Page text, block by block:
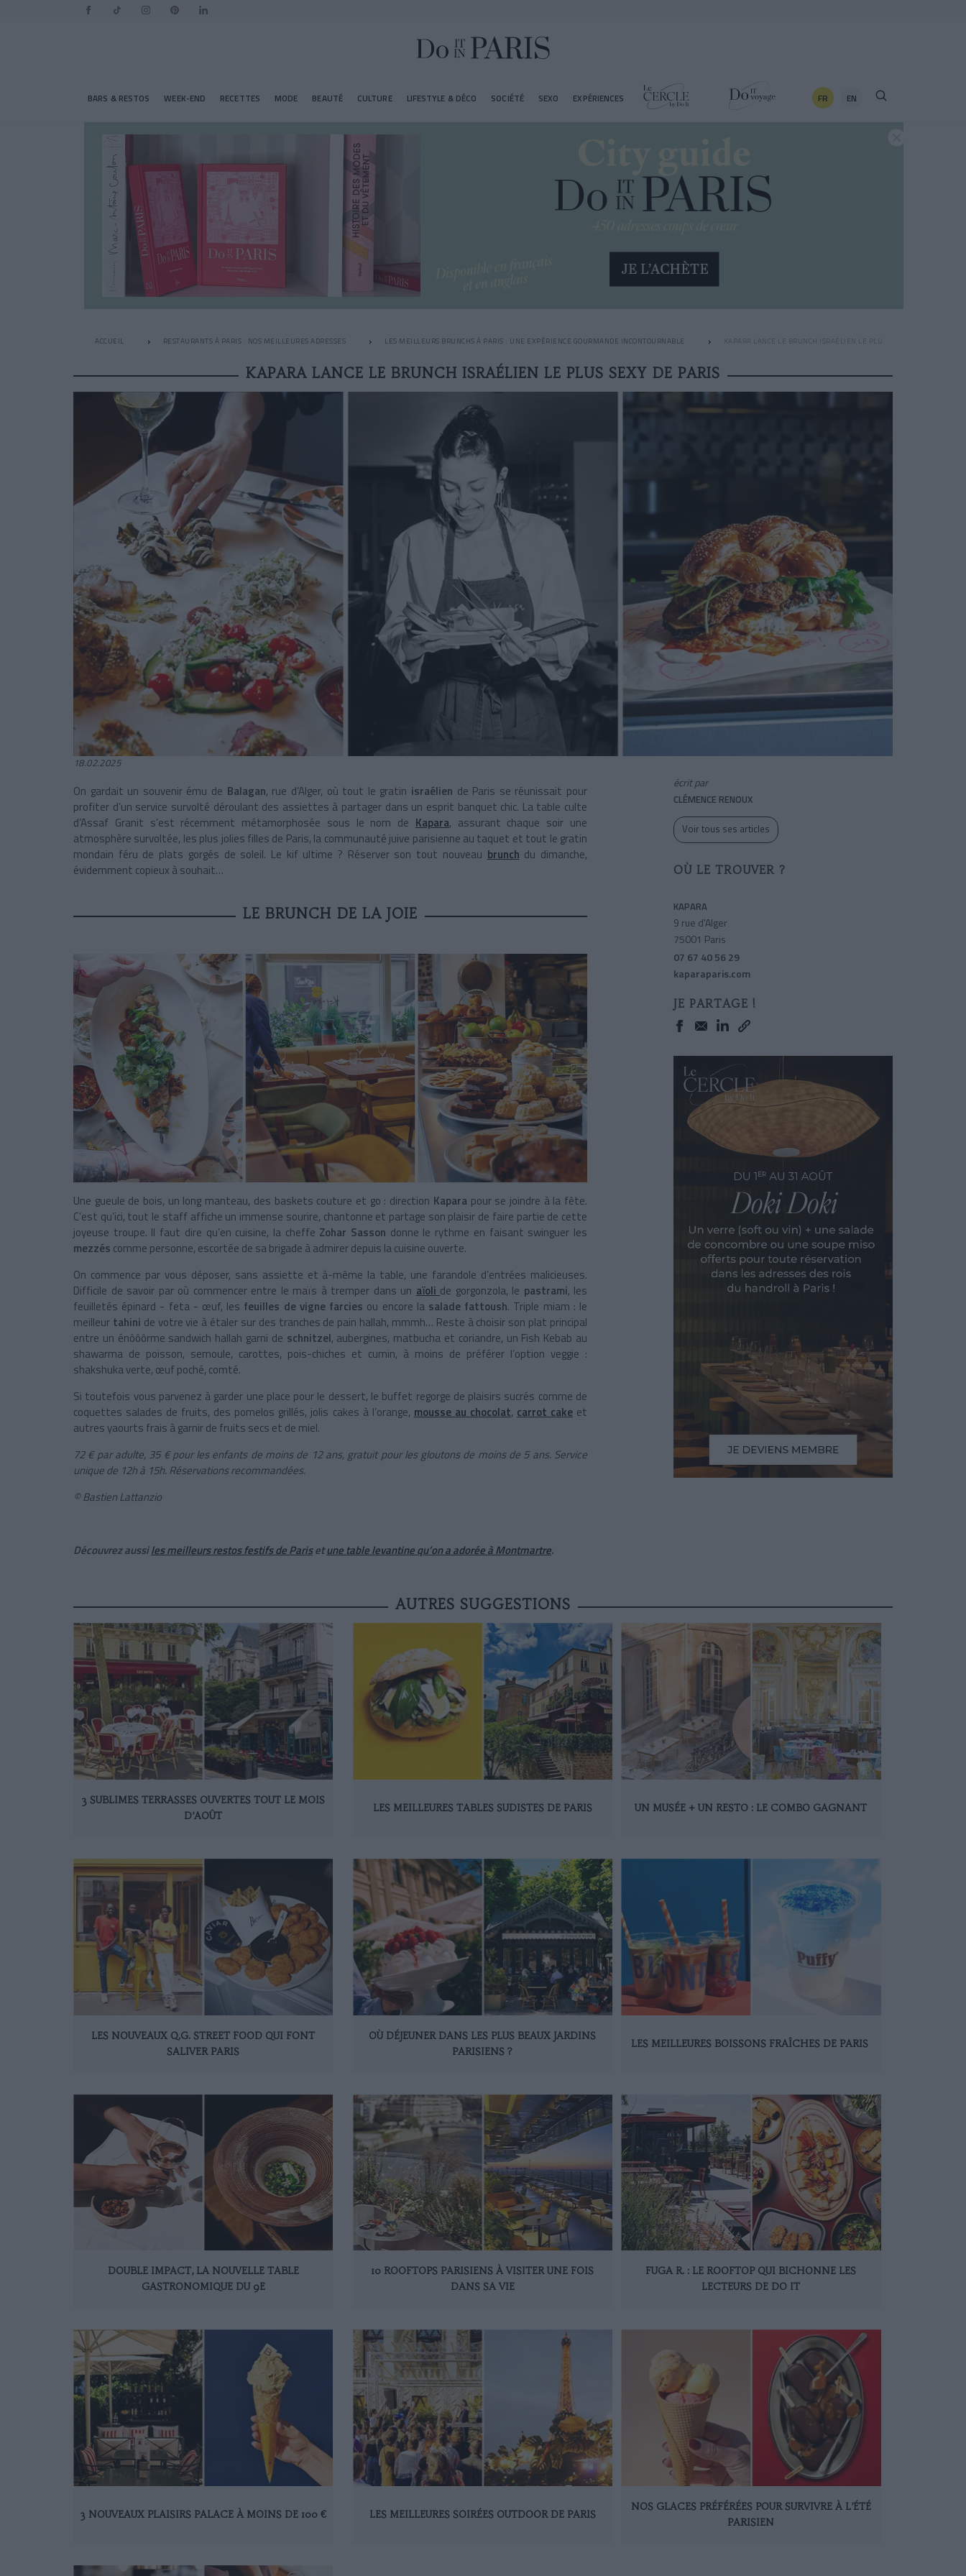
BARS & RESTOS WEEK-END RECETTES MODE BEAUTÉ CULTURE LIFESTYLE & DÉCO SOCIÉTÉ SEXO EXPÉRIENCES FR EN
ACCUEIL RESTAURANTS À PARIS : NOS MEILLEURES ADRESSES LES MEILLEURS BRUNCHS À PARIS : UNE EXPÉRIENCE GOURMANDE INCONTOURNABLE KAPARA LANCE LE BRUNCH ISRAÉLIEN LE PLUS SEXY DE PARIS
KAPARA LANCE LE BRUNCH ISRAÉLIEN LE PLUS SEXY DE PARIS
18.02.2025
On gardait un souvenir ému de Balagan, rue d’Alger, où tout le gratin israélien de Paris se réunissait pour
profiter d’un service survolté déroulant des assiettes à partager dans un esprit banquet chic. La table culte
d’Assaf Granit s’est récemment métamorphosée sous le nom de Kapara, assurant chaque soir une
atmosphère survoltée, les plus jolies filles de Paris, la communauté juive parisienne au taquet et tout le gratin
mondain féru de plats gorgés de soleil. Le kif ultime ? Réserver son tout nouveau brunch du dimanche,
évidemment copieux à souhait…
LE BRUNCH DE LA JOIE
Une gueule de bois, un long manteau, des baskets couture et go : direction Kapara pour se joindre à la fête.
C’est qu’ici, tout le staff affiche un immense sourire, chantonne et partage son plaisir de faire partie de cette
joyeuse troupe. Il faut dire qu’en cuisine, la cheffe Zohar Sasson donne le rythme en faisant swinguer les
mezzés comme personne, escortée de sa brigade à admirer depuis la cuisine ouverte.
On commence par vous déposer, sans assiette et à-même la table, une farandole d’entrées malicieuses.
Difficile de savoir par où commencer entre le maïs à tremper dans un aïoli de gorgonzola, le pastrami, les
feuilletés épinard - feta - œuf, les feuilles de vigne farcies ou encore lasalade fattoush. Triple miam : le
meilleur tahini de votre vie à étaler sur des tranches de pain hallah, mmmh… Reste à choisir son plat principal
entre un énôôôrme sandwich hallah garni de schnitzel, aubergines, matbucha et coriandre, un Fish Kebab au
shawarma de poisson, semoule, carottes, pois-chiches et cumin, à moins de préférer l’option veggie :
shakshuka verte, œuf poché, comté.
Si toutefois vous parvenez à garder une place pour le dessert, le buffet regorge de plaisirs sucrés comme de
coquettes salades de fruits, des pomelos grillés, jolis cakes à l’orange, mousse au chocolat, carrot cakeet
autres yaourts frais à garnir de fruits secs et de miel.
72 € par adulte, 35 € pour les enfants de moins de 12 ans, gratuit pour les gloutons de moins de 5 ans. Service
unique de 12h à 15h. Réservations recommandées.
© Bastien Lattanzio
Découvrez aussiles meilleurs restos festifs de Parisetune table levantine qu’on a adorée à Montmartre.
écrit par
CLÉMENCE RENOUX
Voir tous ses articles
OÙ LE TROUVER ?
KAPARA
9 rue d'Alger
75001 Paris
07 67 40 56 29
kaparaparis.com
JE PARTAGE !
AUTRES SUGGESTIONS
3 SUBLIMES TERRASSES OUVERTES TOUT LE MOIS
D’AOÛT
LES MEILLEURES TABLES SUDISTES DE PARIS UN MUSÉE + UN RESTO : LE COMBO GAGNANT
LES NOUVEAUX Q.G. STREET FOOD QUI FONT
SALIVER PARIS
OÙ DÉJEUNER DANS LES PLUS BEAUX JARDINS
PARISIENS ?
LES MEILLEURES BOISSONS FRAÎCHES DE PARIS
DOUBLE IMPACT, LA NOUVELLE TABLE
GASTRONOMIQUE DU 9E
10 ROOFTOPS PARISIENS À VISITER UNE FOIS
DANS SA VIE
FUGA R. : LE ROOFTOP QUI BICHONNE LES
LECTEURS DE DO IT
3 NOUVEAUX PLAISIRS PALACE À MOINS DE 100 € LES MEILLEURES SOIRÉES OUTDOOR DE PARIS
NOS GLACES PRÉFÉRÉES POUR SURVIVRE À L’ÉTÉ
PARISIEN